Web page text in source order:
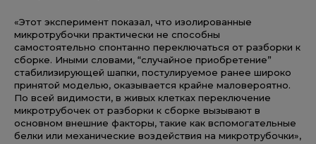
«Этот эксперимент показал, что изолированные
микротрубочки практически не способны
самостоятельно спонтанно переключаться от разборки к
сборке. Иными словами, “случайное приобретение”
стабилизирующей шапки, постулируемое ранее широко
принятой моделью, оказывается крайне маловероятно.
По всей видимости, в живых клетках переключение
микротрубочек от разборки к сборке вызывают в
основном внешние факторы, такие как вспомогательные
белки или механические воздействия на микротрубочки»,